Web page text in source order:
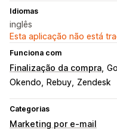
Idiomas
inglês
Esta aplicação não está
Funciona com
Finalização da compra
Okendo
Rebuy Zendesk
Categorias
Marketing por e-mail